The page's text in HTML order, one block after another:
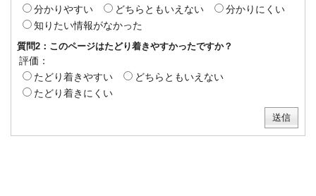
分かりやすい
どちらともいえない
分かりにくい
知りたい情報がなかった
質問2：このページはたどり着きやすかったですか？
評価：
たどり着きやすい
どちらともいえない
たどり着きにくい